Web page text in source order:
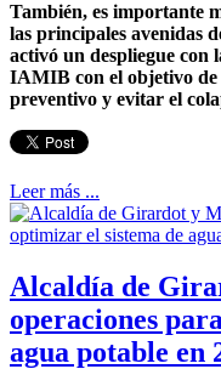
También, es importante
las principales avenidas
activó un despliegue
IAMIB con el objetivo
preventivo y evitar el
Leer más ...
Alcaldía de
operaciones
agua potable en